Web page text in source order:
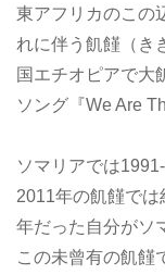
東アフリカのこの
れに伴う飢饉（き
国エチオピアで大
ソング『We Are
ソマリアでは
2011年の飢饉で
年だった自分がソ
この未曾有の飢饉